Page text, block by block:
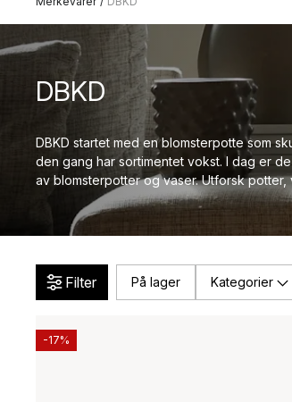
DBKD
DBKD startet med en blomsterpotte som
den gang har sortimentet vokst. I dag er
av blomsterpotter og vaser. Utforsk potter,
Filter På lager Kategorier
-17%